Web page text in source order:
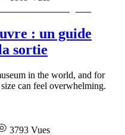
: un guide
sortie
in the world, and for
can feel overwhelming.
3793 Vues